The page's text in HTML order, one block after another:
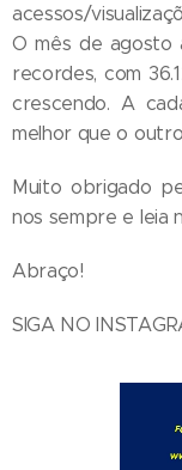
acessos/
O mês de agosto
recordes, com
crescendo. A
melhor que o
Muito obrigado
nos sempre e leia
Abraço!
SIGA NO